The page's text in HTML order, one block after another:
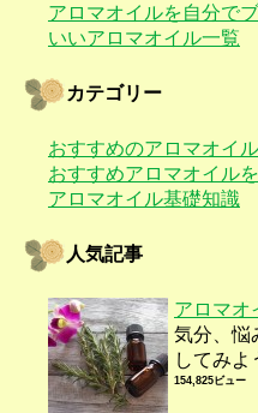
アロマオイルを自分で
いいアロマオイル一覧
カテゴリー
おすすめのアロマオイ
おすすめアロマオイル
アロマオイル基礎知識
人気記事
アロマオ
気分、悩
してみよ
154,825ビュー